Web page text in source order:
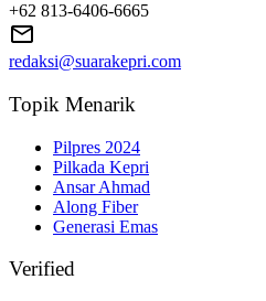
+62 813-6406-6665
redaksi@suarakepri.com
Topik Menarik
Pilpres 2024
Pilkada Kepri
Ansar Ahmad
Along Fiber
Generasi Emas
Verified